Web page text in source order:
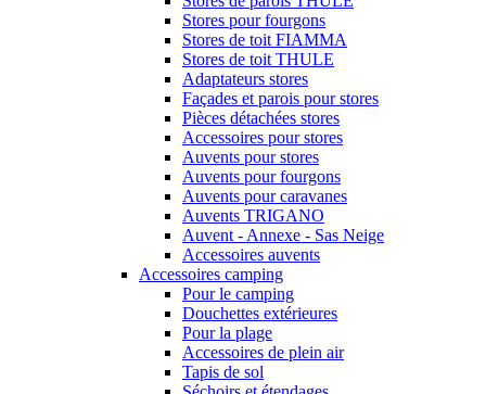
Stores pour fourgons
Stores de toit FIAMMA
Stores de toit THULE
Adaptateurs stores
Façades et parois pour stores
Pièces détachées stores
Accessoires pour stores
Auvents pour stores
Auvents pour fourgons
Auvents pour caravanes
Auvents TRIGANO
Auvent - Annexe - Sas Neige
Accessoires auvents
Accessoires camping
Pour le camping
Douchettes extérieures
Pour la plage
Accessoires de plein air
Tapis de sol